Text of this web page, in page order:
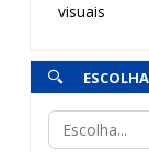
visuais